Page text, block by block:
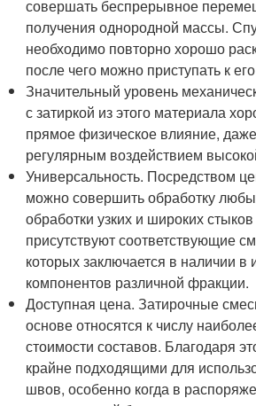
совершать беспрерывное
получения однородной массы.
необходимо повторно хорошо
после чего можно приступать к
Значительный уровень
с затиркой из этого материала
прямое физическое влияние,
регулярным воздействием
Универсальность. Посредством
можно совершить обработку
обработки узких и широких
присутствуют соответствующие
которых заключается в наличии в
компонентов различной фракции.
Доступная цена. Затирочные
основе относятся к числу
стоимости составов. Благодаря
крайне подходящими для
швов, особенно когда в